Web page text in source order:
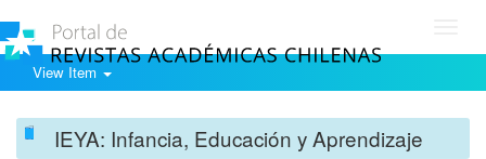
View Item
IEYA: Infancia, Educación y Aprendizaje